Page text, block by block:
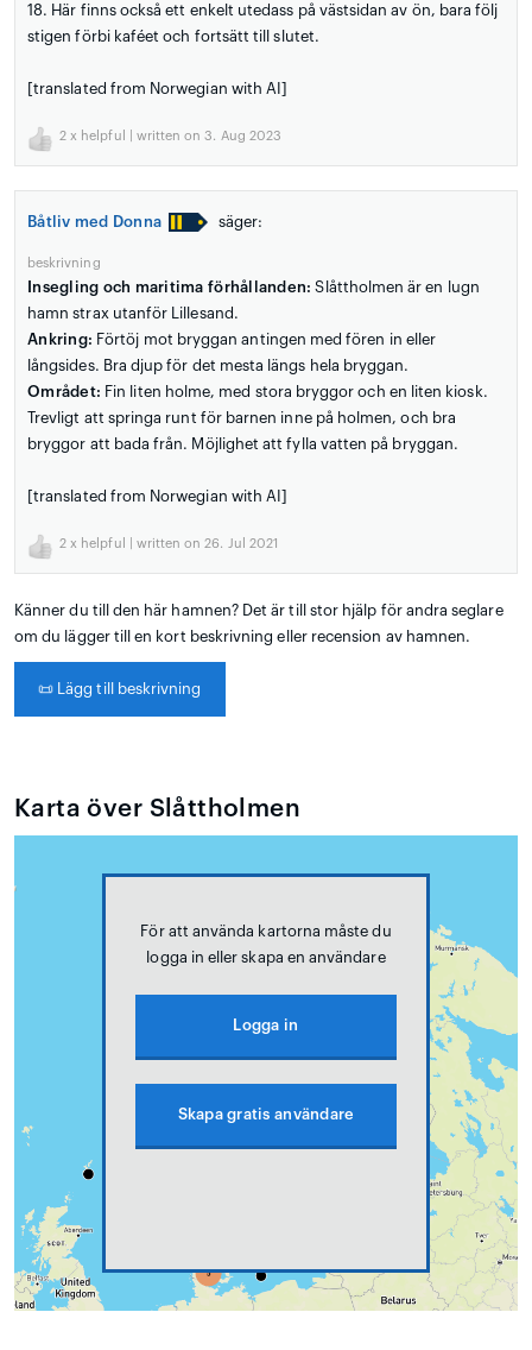
18. Här finns också ett enkelt utedass på västsidan av ön, bara följ
stigen förbi kaféet och fortsätt till slutet.
[translated from Norwegian with AI]
2 x helpful | written on 3. Aug 2023
Båtliv med Donna säger:
beskrivning
Insegling och maritima förhållanden: Slåttholmen är en lugn
hamn strax utanför Lillesand.
Ankring: Förtöj mot bryggan antingen med fören in eller
långsides. Bra djup för det mesta längs hela bryggan.
Området: Fin liten holme, med stora bryggor och en liten kiosk.
Trevligt att springa runt för barnen inne på holmen, och bra
bryggor att bada från. Möjlighet att fylla vatten på bryggan.
[translated from Norwegian with AI]
2 x helpful | written on 26. Jul 2021
Känner du till den här hamnen? Det är till stor hjälp för andra seglare
om du lägger till en kort beskrivning eller recension av hamnen.
📜 Lägg till beskrivning
Karta över Slåttholmen
För att använda kartorna måste du
logga in eller skapa en användare
Logga in
Skapa gratis användare